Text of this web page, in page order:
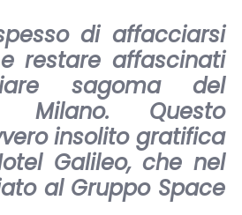
di affacciarsi
restare affascinati
sagoma del
Questo
insolito gratifica
Galileo, che nel
al Gruppo Space